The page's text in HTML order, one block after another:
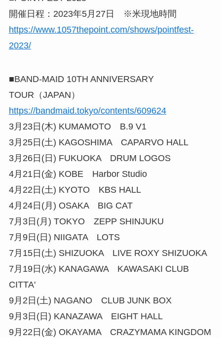
開催日程：2023年5月27日 ※米現地時間
https://www.1057thepoint.com/shows/pointfest-
2023/
■BAND-MAID 10TH ANNIVERSARY
TOUR（JAPAN）
https://bandmaid.tokyo/contents/609624
3月23日(木) KUMAMOTO B.9 V1
3月25日(土) KAGOSHIMA CAPARVO HALL
3月26日(日) FUKUOKA DRUM LOGOS
4月21日(金) KOBE Harbor Studio
4月22日(土) KYOTO KBS HALL
4月24日(月) OSAKA BIG CAT
7月3日(月) TOKYO ZEPP SHINJUKU
7月9日(日) NIIGATA LOTS
7月15日(土) SHIZUOKA LIVE ROXY SHIZUOKA
7月19日(水) KANAGAWA KAWASAKI CLUB
CITTA'
9月2日(土) NAGANO CLUB JUNK BOX
9月3日(日) KANAZAWA EIGHT HALL
9月22日(金) OKAYAMA CRAZYMAMA KINGDOM